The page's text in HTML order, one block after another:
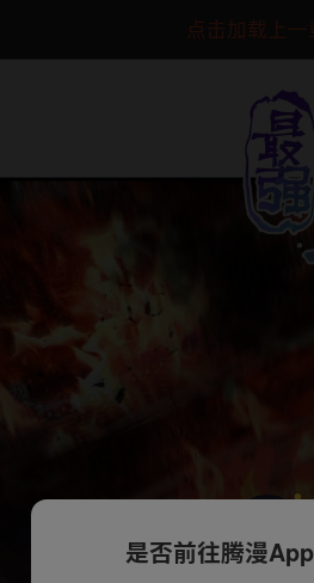
点击加载上一
是否前往腾漫